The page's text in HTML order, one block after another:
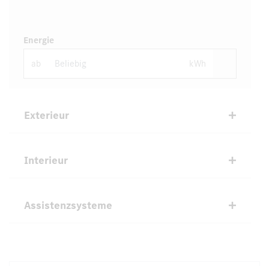
Energie
ab kWh
Exterieur
Interieur
Assistenzsysteme